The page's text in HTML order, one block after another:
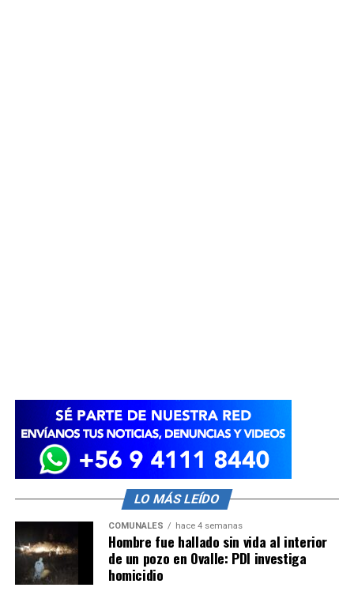
LO MÁS LEÍDO
COMUNALES hace 4 semanas
Hombre fue hallado sin vida al interior
de un pozo en Ovalle: PDI investiga
homicidio